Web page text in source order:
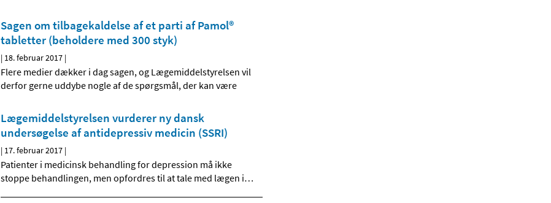
Sagen om tilbagekaldelse af et parti af Pamol®
tabletter (beholdere med 300 styk)
| 18. februar 2017 |
Flere medier dækker i dag sagen, og Lægemiddelstyrelsen vil
derfor gerne uddybe nogle af de spørgsmål, der kan være
Lægemiddelstyrelsen vurderer ny dansk
undersøgelse af antidepressiv medicin (SSRI)
| 17. februar 2017 |
Patienter i medicinsk behandling for depression må ikke
stoppe behandlingen, men opfordres til at tale med lægen i…